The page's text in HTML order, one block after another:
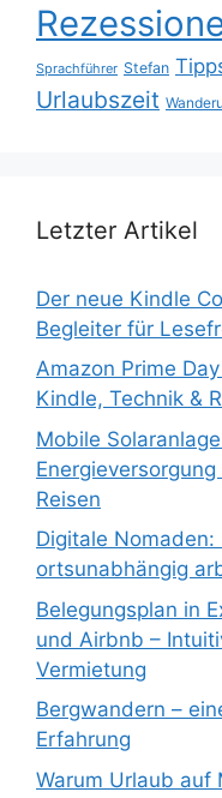
Sprachführer Stefan
Urlaubszeit
Letzter Artikel
Der neue Kindle
Begleiter für
Amazon Prime
Kindle, Technik &
Mobile
Reisen
Digitale
ortsunabhängig
Belegungsplan in
und Airbnb –
Vermietung
Bergwandern –
Erfahrung
Warum Urlaub auf